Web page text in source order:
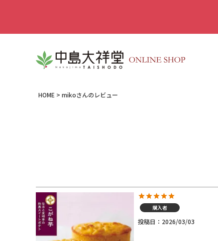
HOME mikoさんのレビュー
購入者
投稿日 2026/03/03